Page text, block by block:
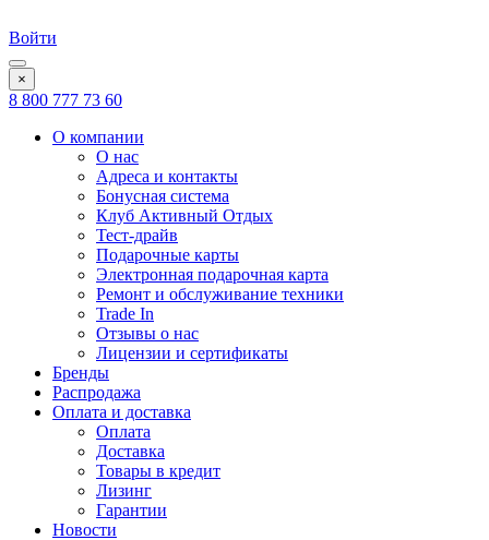
Войти
×
8 800 777 73 60
О компании
О нас
Адреса и контакты
Бонусная система
Клуб Активный Отдых
Тест-драйв
Подарочные карты
Электронная подарочная карта
Ремонт и обслуживание техники
Trade In
Отзывы о нас
Лицензии и сертификаты
Бренды
Распродажа
Оплата и доставка
Оплата
Доставка
Товары в кредит
Лизинг
Гарантии
Новости